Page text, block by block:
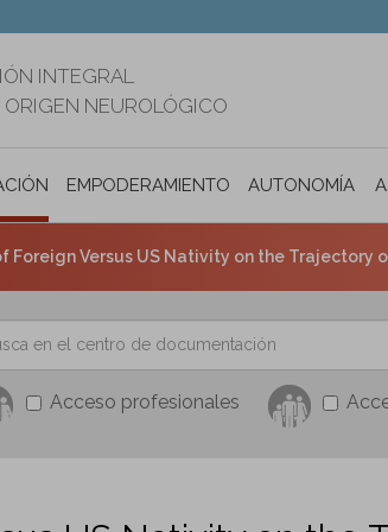
INTEGRAL
NEUROLÓGICO
EMPODERAMIENTO AUTONOMÍA
Versus US Nativity on the Trajectory of
Acceso profesionales